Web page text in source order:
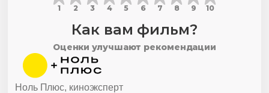
1 2 3 4 5 6 7 8 9 10
Как вам фильм?
Оценки улучшают рекомендации
Ноль Плюс, киноэксперт